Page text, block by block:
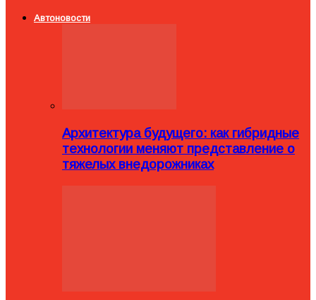
Автоновости
Архитектура будущего: как гибридные
технологии меняют представление о
тяжелых внедорожниках